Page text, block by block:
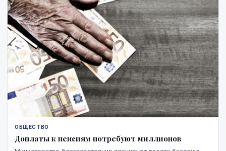
ОБЩЕСТВО
Доплаты к пенсиям потребуют миллионов